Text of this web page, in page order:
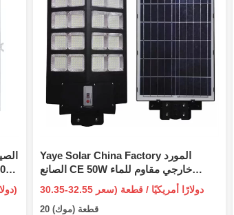
Yaye Solar China Factory المورد
الصانع CE 50W خارجي مقاوم للماء
حديقة المناظر الطبيعية الطاقة الشمسية
LED جدار حديقة مسار الحديقة ضوء
ديكور قابل لإعادة الشحن
30.35-32.55 دولارًا أمريكيًا / قطعة (سعر
20 قطعة (موك)
24.5-27.5 دولارًا أمريكيًا / قطعة (سعر فوب)